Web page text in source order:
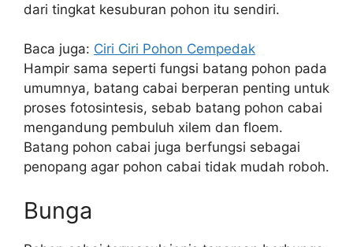
dari tingkat kesuburan pohon itu sendiri.
Baca juga: Ciri Ciri Pohon Cempedak
Hampir sama seperti fungsi batang pohon pada
umumnya, batang cabai berperan penting untuk
proses fotosintesis, sebab batang pohon cabai
mengandung pembuluh xilem dan floem.
Batang pohon cabai juga berfungsi sebagai
penopang agar pohon cabai tidak mudah roboh.
Bunga